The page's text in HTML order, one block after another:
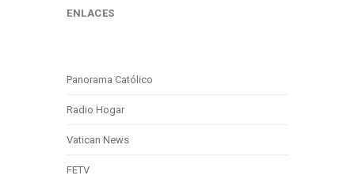
ENLACES
Panorama Católico
Radio Hogar
Vatican News
FETV